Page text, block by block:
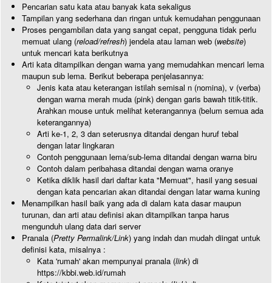
Pencarian satu kata atau banyak kata sekaligus
Tampilan yang sederhana dan ringan untuk kemudahan penggunaan
Proses pengambilan data yang sangat cepat, pengguna tidak perlu
memuat ulang (reload/refresh) jendela atau laman web (website)
untuk mencari kata berikutnya
Arti kata ditampilkan dengan warna yang memudahkan mencari lema
maupun sub lema. Berikut beberapa penjelasannya:
Jenis kata atau keterangan istilah semisal n (nomina), v (verba)
dengan warna merah muda (pink) dengan garis bawah titik-titik.
Arahkan mouse untuk melihat keterangannya (belum semua ada
keterangannya)
Arti ke-1, 2, 3 dan seterusnya ditandai dengan huruf tebal
dengan latar lingkaran
Contoh penggunaan lema/sub-lema ditandai dengan warna biru
Contoh dalam peribahasa ditandai dengan warna oranye
Ketika diklik hasil dari daftar kata "Memuat", hasil yang sesuai
dengan kata pencarian akan ditandai dengan latar warna kuning
Menampilkan hasil baik yang ada di dalam kata dasar maupun
turunan, dan arti atau definisi akan ditampilkan tanpa harus
mengunduh ulang data dari server
Pranala (Pretty Permalink/Link) yang indah dan mudah diingat untuk
definisi kata, misalnya :
Kata 'rumah' akan mempunyai pranala (link) di
https://kbbi.web.id/rumah